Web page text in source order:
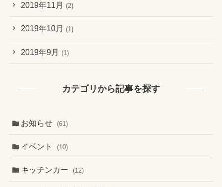
2019年11月 (2)
2019年10月 (1)
2019年9月 (1)
カテゴリから記事を探す
お知らせ (61)
イベント (10)
キッチンカー (12)